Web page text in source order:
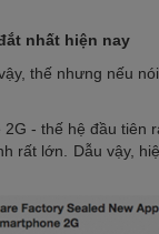
nhất hiện nay
thế nhưng nếu
- thế hệ đầu
rất lớn. Dẫu vậy,